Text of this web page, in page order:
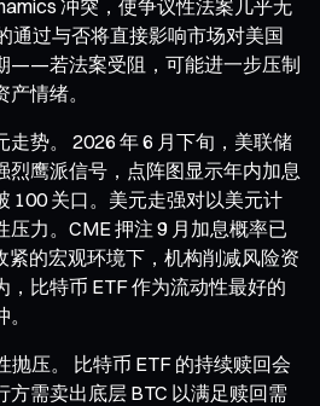
冲突，使争议性法案几乎无
通过与否将直接影响市场对美国
——若法案受阻，可能进一步压制
情绪。
势。 2026 年 6 月下旬，美联储
烈鹰派信号，点阵图显示年内加息
100 关口。美元走强对以美元计
力。CME 押注 9 月加息概率已
紧的宏观环境下，机构削减风险资
，比特币 ETF 作为流动性最好的
抛压。 比特币 ETF 的持续赎回会
需卖出底层 BTC 以满足赎回需